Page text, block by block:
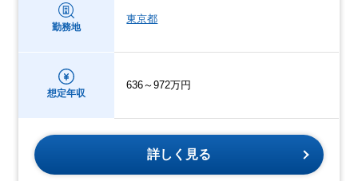
勤務地
東京都
想定年収
636～972万円
詳しく見る